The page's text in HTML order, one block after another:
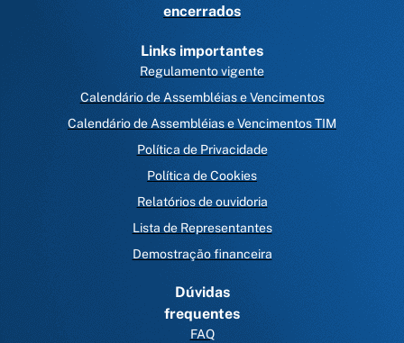
encerrados
Links importantes
Regulamento vigente
Calendário de Assembléias e Vencimentos
Calendário de Assembléias e Vencimentos TIM
Política de Privacidade
Política de Cookies
Relatórios de ouvidoria
Lista de Representantes
Demostração financeira
Dúvidas
frequentes
FAQ